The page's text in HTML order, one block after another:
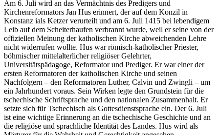
Am 6. Juli wird an das Vermächtnis des Predigers und
Kirchenreformators Jan Hus erinnert, der auf dem Konzil in
Konstanz ials Ketzer verurteilt und am 6. Juli 1415 bei lebendigem
Leib auf dem Scheiterhaufen verbrannt wurde, weil er seine von der
offiziellen Meinung der katholischen Kirche abweichenden Lehre
nicht widerrufen wollte. Hus war römisch-katholischer Priester,
böhmischer mittelalterlicher religiöser Gelehrter,
Universitätspädagoge, Reformator und Prediger. Er war einer der
ersten Reformatoren der katholischen Kirche und seinen
Nachfolgern – den Reformatoren Luther, Calvin und Zwingli – um
ein Jahrhundert voraus. Sein Wirken legte den Grundstein für die
tschechische Schriftsprache und den nationalen Zusammenhalt. Er
setzte sich für Tschechisch als Gottesdienstsprache ein. Der 6. Juli
ist eine wichtige Erinnerung an die tschechische Geschichte und an
die religiöse und sprachliche Identität des Landes. Hus wird als